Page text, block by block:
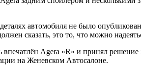
автомобиля не было
сказать, это то, что можно
Agera «R» и принял
на Женевском Автосалоне.